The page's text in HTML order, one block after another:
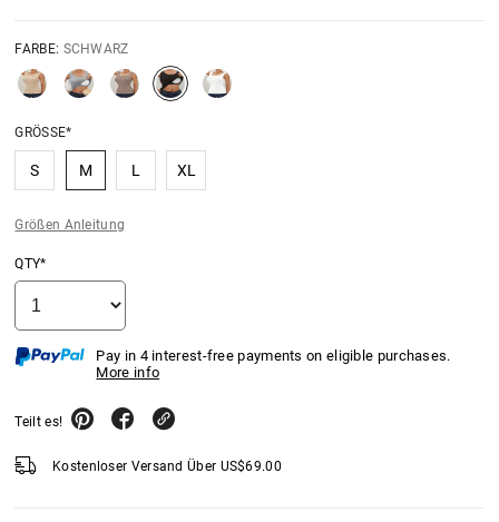
FARBE: SCHWARZ
GRÖSSE*
S M L XL
Größen Anleitung
QTY*
Pay in 4 interest-free payments on eligible purchases.
More info
Teilt es!
Kostenloser Versand Über US$69.00